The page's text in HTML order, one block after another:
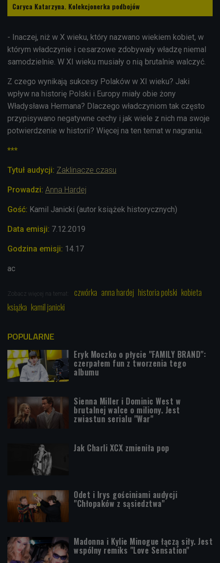
Caryca Katarzyna. Kolekcjonerka podbojów
- Inaczej, niż w X wieku, który nazwano wiekiem kobiet, w
którym władczynie i cesarzowe zdobywały władzę niemal
samodzielnie. W XI wieku musiały o nią brutalnie walczyć.
Z czego wynikają sukcesy Polaków w XI wieku? Jaki
wpływ na historię Polski i Europy miały obie żony
Władysława Hermana? Dlaczego władczyniom tak często
przypisywano negatywne cechy i jak wiele z nich ma swoje
potwierdzenie w historii? Więcej na ten temat w nagraniu.
***
Tytuł audycji: Zaklinacze czasu
Prowadzi: Anna Hardej
Gość: Kamil Janicki (autor książek historycznych)
Data emisji: 7 .12.2019
Godzina emisji: 14.17
ac
Zobacz więcej na temat: czwórka anna hardej historia polski kobieta
książka kamil janicki
POPULARNE
Eryk Moczko o płycie "FAMILY BRAND":
czerpałem fun z tworzenia tego
albumu
Sienna Miller i Dominic West w
brutalnej walce o miliony. Jest
zwiastun serialu "War"
Jak Charli XCX zmieniła pop
Odet i Irys gościniami audycji
"Chłopaków z sąsiedztwa"
Madonna i Kylie Minogue łączą siły. Jest
wspólny remiks "Love Sensation"